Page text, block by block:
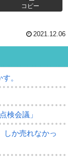
コピー
2021.12.06
。
検会議」
しか売れなかっ